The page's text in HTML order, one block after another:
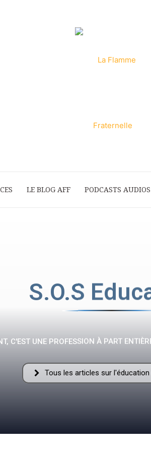
La
LE BLOG AFF PODCASTS AUDIOS
S.O.S
C'EST UNE PROFESSION À PART
Tous les articles sur